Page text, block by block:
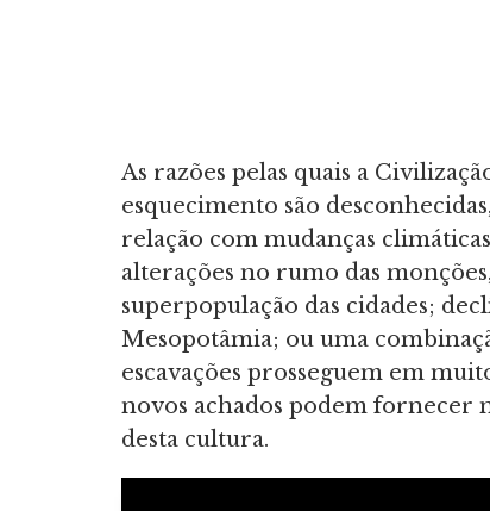
As razões pelas quais a
esquecimento são
relação com mudanças
alterações no rumo das
superpopulação das cidades;
Mesopotâmia; ou uma
escavações prosseguem em
novos achados podem fornecer
desta cultura.